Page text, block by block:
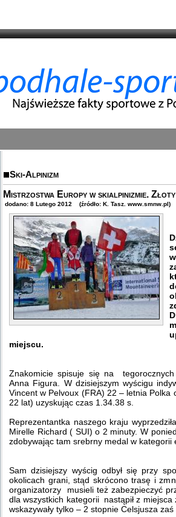
Ski-Alpinizm
Mistrzostwa Europy w skialpinizmie.
dodano: 8 Lutego 2012 (źródło: K. Tasz. www.smnw.pl)
miejscu.
Znakomicie spisuje się na
Anna Figura. W dzisiejszym wyścigu
Vincent w Pelvoux (FRA) 22 – letnia Polka
22 lat) uzyskując czas 1.34.38 s.
Reprezentantka naszego kraju
Mirelle Richard ( SUI) o 2 minuty. W
zdobywając tam srebrny medal w
Sam dzisiejszy wyścig odbył się przy
okolicach grani, stąd skrócono trasę i
organizatorzy musieli też zabezpieczyć
dla wszystkich kategorii nastąpił z
wskazywały tylko – 2 stopnie Celsjusza